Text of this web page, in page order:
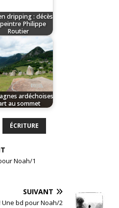
dripping : décès
Philippe
Routier
ardéchoises
au sommet
ÉCRITURE
Noah/1
SUIVANT
Une bd pour Noah/2